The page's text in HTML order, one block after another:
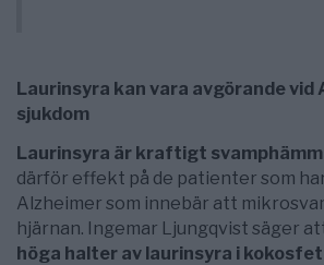
Laurinsyra kan vara avgörande vid
sjukdom
Laurinsyra är kraftigt
därför effekt på de patienter som
Alzheimer som innebär att
hjärnan. Ingemar Ljungqvist säger
höga halter av laurinsyra i